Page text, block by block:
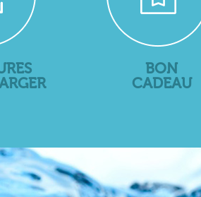
BON
CADEAU